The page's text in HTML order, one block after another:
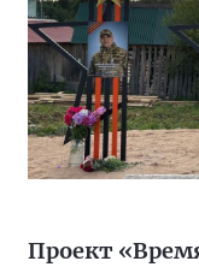
Проект